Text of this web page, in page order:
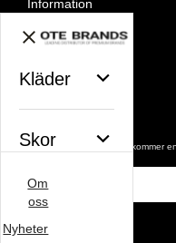
Kläder
Skor
Väskor
Information
Om oss
Nyheter
Avtalskund
Om cookies
De uppgifter du matar in kommer
postadress
Om
oss
Nyheter